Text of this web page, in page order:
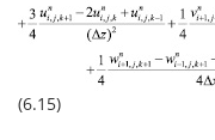
(6.15)